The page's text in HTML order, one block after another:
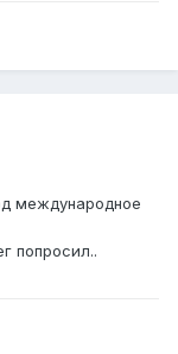
международное
попросил..